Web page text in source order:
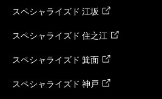
スペシャライズド 江坂
スペシャライズド 住之江
スペシャライズド 箕面
スペシャライズド 神戸